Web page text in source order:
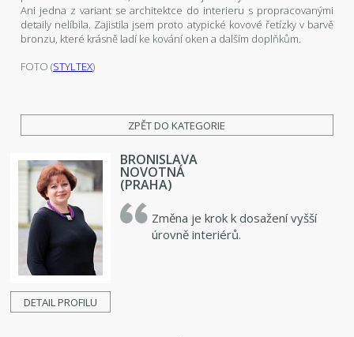
Ani jedna z variant se architektce do interieru s propracovanými
detaily nelíbila. Zajistila jsem proto atypické kovové řetízky v barvě
bronzu, které krásně ladí ke kování oken a dalším doplňkům.
FOTO (STYLTEX)
ZPĚT DO KATEGORIE
DETAIL PROFILU
BRONISLAVA
NOVOTNÁ
(PRAHA)
Změna je krok k dosažení vyšší
úrovně interiérů.